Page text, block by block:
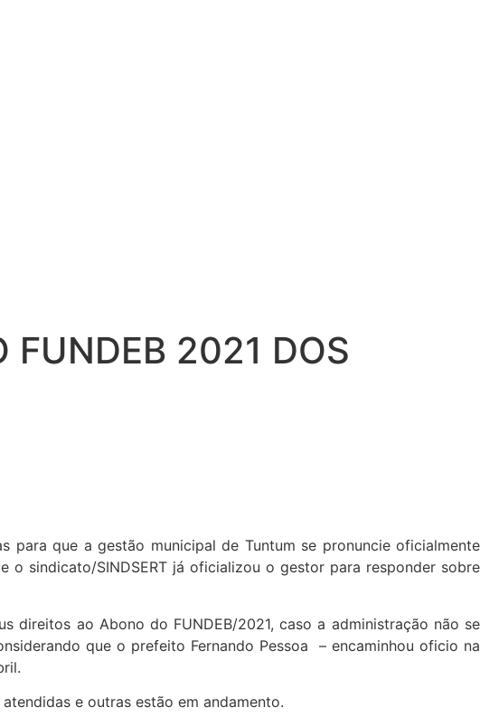
FUNDEB 2021 DOS
para que a gestão municipal de Tuntum se pronuncie oficialmente
sindicato/SINDSERT já oficializou o gestor para responder sobre
direitos ao Abono do FUNDEB/2021, caso a administração não se
que o prefeito Fernando Pessoa – encaminhou oficio na
e outras estão em andamento.